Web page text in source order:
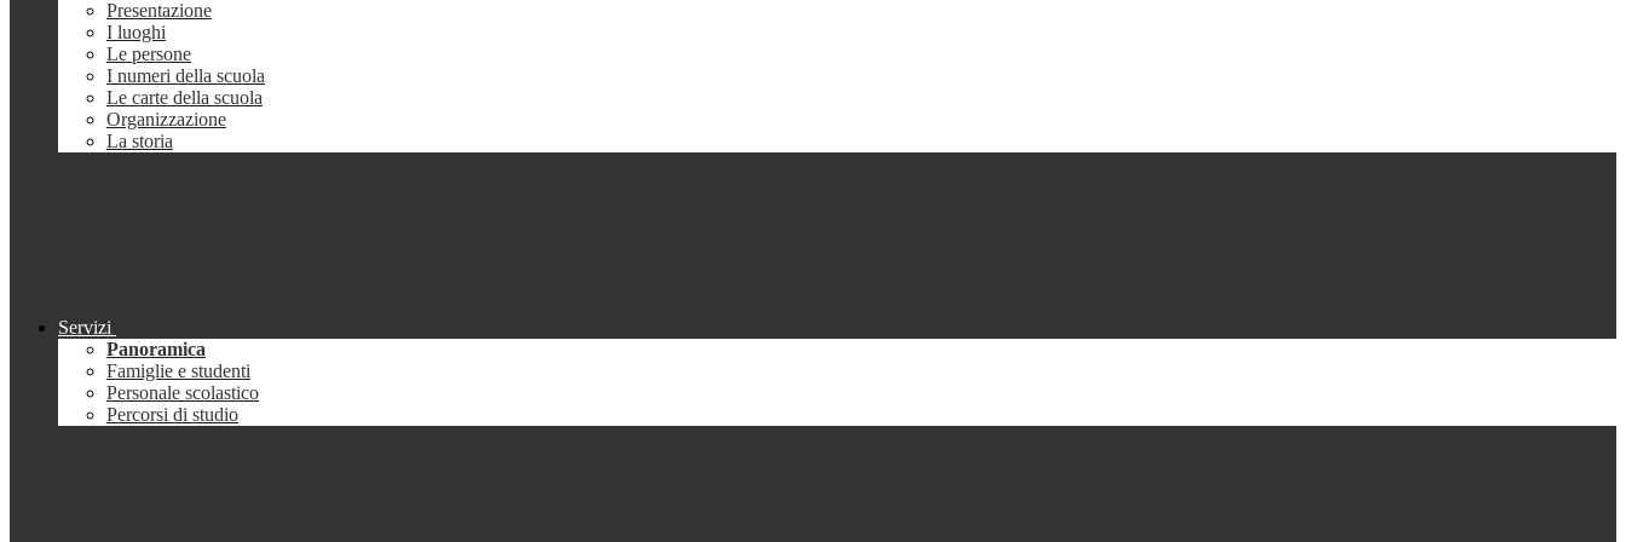
Presentazione
I luoghi
Le persone
I numeri della scuola
Le carte della scuola
Organizzazione
La storia
Servizi
Panoramica
Famiglie e studenti
Personale scolastico
Percorsi di studio